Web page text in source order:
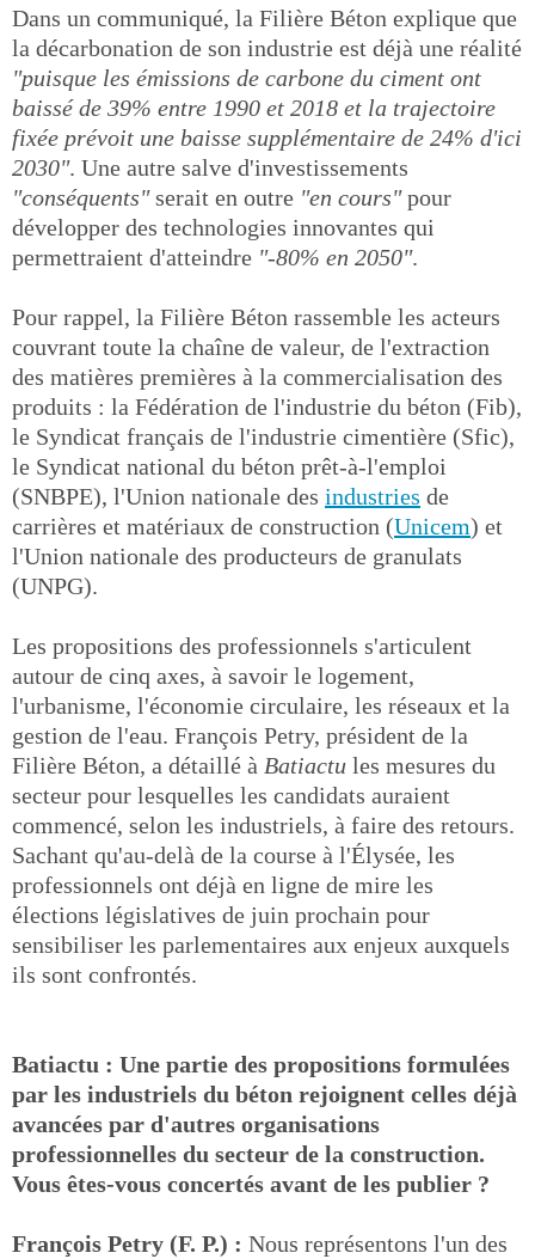
Dans un communiqué, la Filière Béton explique que
la décarbonation de son industrie est déjà une réalité
"puisque les émissions de carbone du ciment ont
baissé de 39% entre 1990 et 2018 et la trajectoire
fixée prévoit une baisse supplémentaire de 24% d'ici
2030". Une autre salve d'investissements
"conséquents"serait en outre "en cours"pour
développer des technologies innovantes qui
permettraient d'atteindre "-80% en 2050".
Pour rappel, la Filière Béton rassemble les acteurs
couvrant toute la chaîne de valeur, de l'extraction
des matières premières à la commercialisation des
produits : la Fédération de l'industrie du béton (Fib),
le Syndicat français de l'industrie cimentière (Sfic),
le Syndicat national du béton prêt-à-l'emploi
(SNBPE), l'Union nationale des industries de
carrières et matériaux de construction (Unicem) et
l'Union nationale des producteurs de granulats
(UNPG).
Les propositions des professionnels s'articulent
autour de cinq axes, à savoir le logement,
l'urbanisme, l'économie circulaire, les réseaux et la
gestion de l'eau. François Petry, président de la
Filière Béton, a détaillé à Batiactu les mesures du
secteur pour lesquelles les candidats auraient
commencé, selon les industriels, à faire des retours.
Sachant qu'au-delà de la course à l'Élysée, les
professionnels ont déjà en ligne de mire les
élections législatives de juin prochain pour
sensibiliser les parlementaires aux enjeux auxquels
ils sont confrontés.
Batiactu : Une partie des propositions formulées
par les industriels du béton rejoignent celles déjà
avancées par d'autres organisations
professionnelles du secteur de la construction.
Vous êtes-vous concertés avant de les publier ?
François Petry (F. P.) : Nous représentons l'un des